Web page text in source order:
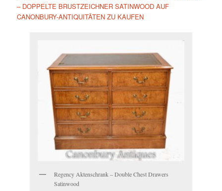
– DOPPELTE BRUSTZEICHNER SATINWOOD AUF
CANONBURY-ANTIQUITÄTEN ZU KAUFEN
Regency Aktenschrank – Double Chest Drawers
Satinwood